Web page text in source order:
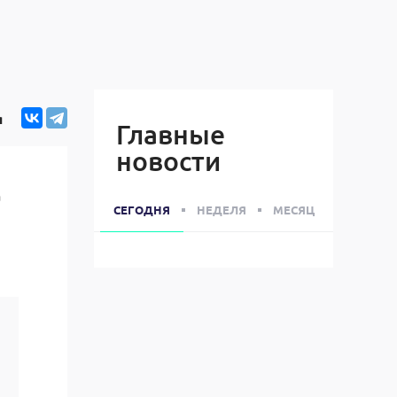
Главные
новости
СЕГОДНЯ НЕДЕЛЯ МЕСЯЦ